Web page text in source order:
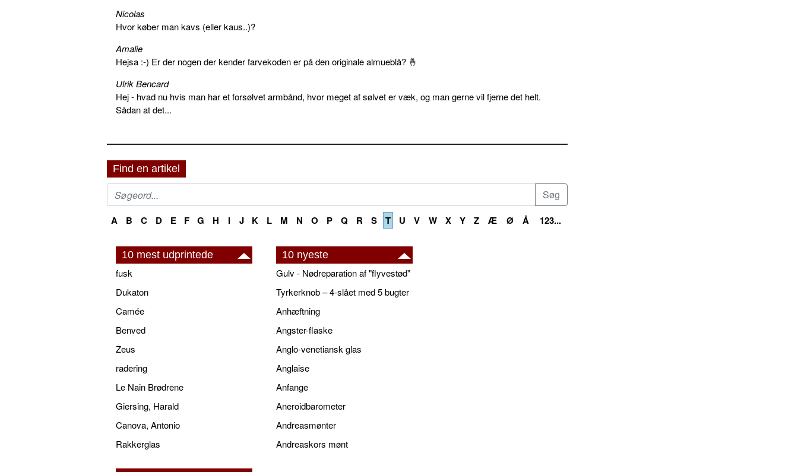
Nicolas
Hvor køber man kavs (eller kaus..)?
Amalie
Hejsa :-) Er der nogen der kender farvekoden er på den originale almueblå? 🤞
Ulrik Bencard
Hej - hvad nu hvis man har et forsølvet armbånd, hvor meget af sølvet er væk, og man gerne vil fjerne det helt.
Sådan at det...
Find en artikel
A B C D E F G H I J K L M N O P Q R S T U V W X Y Z Æ Ø Å 123...
10 mest udprintede
fusk
Dukaton
Camée
Benved
Zeus
radering
Le Nain Brødrene
Giersing, Harald
Canova, Antonio
Rakkerglas
10 nyeste
Gulv - Nødreparation af "flyvestød"
Tyrkerknob – 4-slået med 5 bugter
Anhæftning
Angster-flaske
Anglo-venetiansk glas
Anglaise
Anfange
Aneroidbarometer
Andreasmønter
Andreaskors mønt